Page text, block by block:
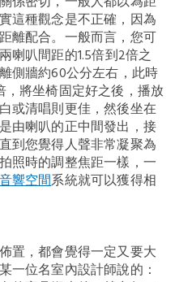
這種觀念是不正確，因為
離配合。一般而言，您可
喇叭間距的1.5倍到2倍之
側牆約60公分左右，此時
將坐椅固定好之後，播放
或清唱則更佳，然後坐在
由喇叭的正中間發出，接
到您覺得人聲非常凝聚為
照時的調整焦距一樣，一
響空間系統就可以獲得相
置，都會覺得一定又要大
一位名室內設計師說的：